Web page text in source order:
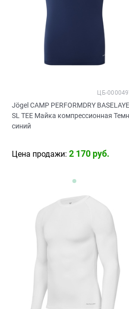
Jögel CAMP PERFORMDRY
SL TEE Майка компрессионная
синий
ЦБ-
Цена продажи: 2 170 руб.